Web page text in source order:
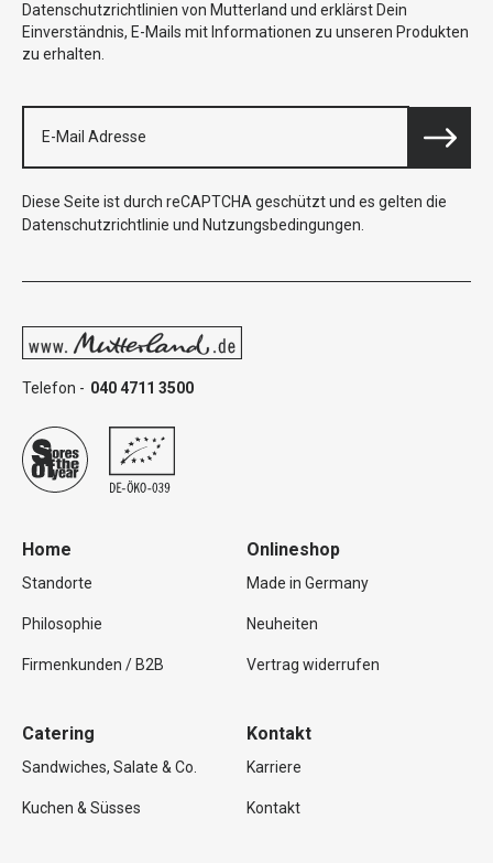
Datenschutzrichtlinien von Mutterland und erklärst Dein
Einverständnis, E-Mails mit Informationen zu unseren Produkten
zu erhalten.
Diese Seite ist durch reCAPTCHA geschützt und es gelten die
Datenschutzrichtlinie und Nutzungsbedingungen
Telefon - 040 4711 3500
Home
Standorte
Philosophie
Firmenkunden / B2B
Onlineshop
Made in Germany
Neuheiten
Vertrag widerrufen
Catering
Sandwiches, Salate & Co.
Kuchen & Süsses
Kontakt
Karriere
Kontakt